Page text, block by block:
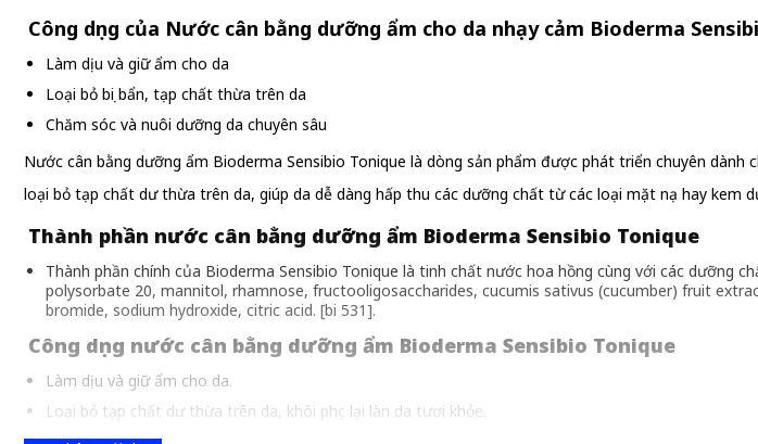
Công dụng của Nước cân bằng dưỡng ẩm cho da nhạy cảm Bioderma
Làm dịu và giữ ẩm cho da
Loại bỏ bụi bẩn, tạp chất thừa trên da
Chăm sóc và nuôi dưỡng da chuyên sâu
Nước cân bằng dưỡng ẩm Bioderma Sensibio Tonique là dòng sản phẩm được phát triển chuyên
loại bỏ tạp chất dư thừa trên da, giúp da dễ dàng hấp thu các dưỡng chất từ các loại mặt nạ hay kem
Thành phần nước cân bằng dưỡng ẩm Bioderma Sensibio Tonique
Thành phần chính của Bioderma Sensibio Tonique là tinh chất nước hoa hồng cùng với các dưỡng
polysorbate 20, mannitol, rhamnose, fructooligosaccharides, cucumis sativus (cucumber) fruit
bromide, sodium hydroxide, citric acid. [bi 531].
Công dụng nước cân bằng dưỡng ẩm Bioderma Sensibio Tonique
Làm dịu và giữ ẩm cho da.
Loại bỏ tạp chất dư thừa trên da, khôi phục lại làn da tươi khỏe.